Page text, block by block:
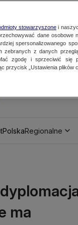
PolskaRegionalne
ma
stowarzyszonei
dane osobowe
spersonalizowanego
zebranych z danych
zgodę i sprzeciwić się
przycisk „Ustawienia plików